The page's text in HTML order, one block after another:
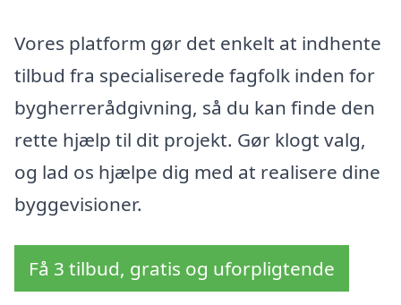
Vores platform gør det enkelt at indhente
tilbud fra specialiserede fagfolk inden for
bygherrerådgivning, så du kan finde den
rette hjælp til dit projekt. Gør klogt valg,
og lad os hjælpe dig med at realisere dine
byggevisioner.
Få 3 tilbud, gratis og uforpligtende